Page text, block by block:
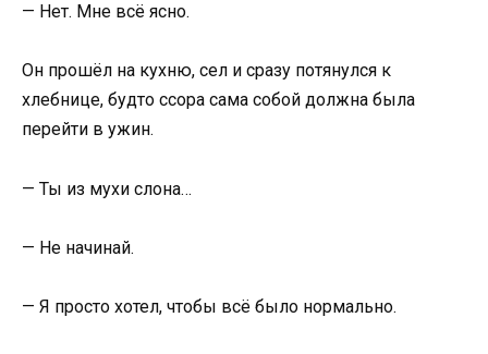
— Нет. Мне всё ясно.
Он прошёл на кухню, сел и сразу потянулся к
хлебнице, будто ссора сама собой должна была
перейти в ужин.
— Ты из мухи слона…
— Не начинай.
— Я просто хотел, чтобы всё было нормально.